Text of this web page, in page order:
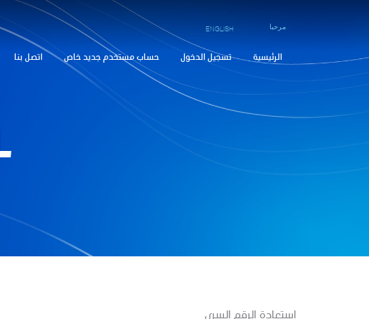
الرئيسية تسجيل الدخول حساب مستخدم جديد خاص اتصل بنا
مرحبا ENGLISH
استعادة الرقم السري